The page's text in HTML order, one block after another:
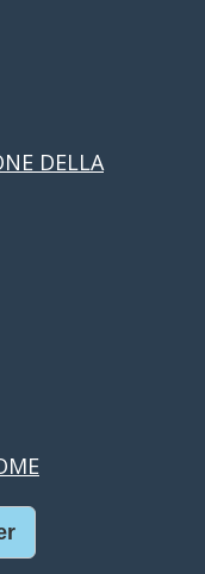
DELLA